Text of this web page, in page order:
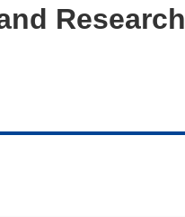
Research